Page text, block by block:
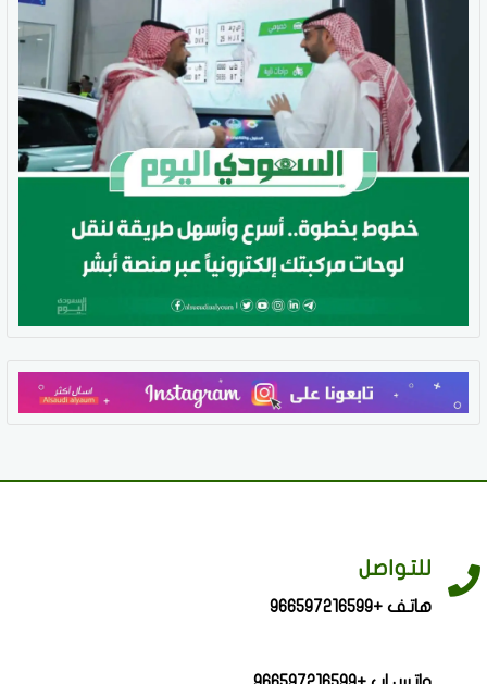
للتواصل
هاتف +966597216599